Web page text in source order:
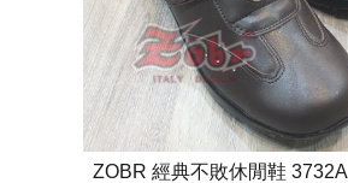
ZOBR 經典不敗休閒鞋 3732A